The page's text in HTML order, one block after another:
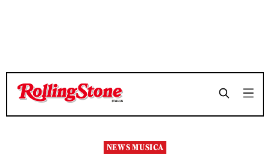
TEMPO DI LETTURA 4 MINUTI SHARE
TEMPO DI LETTURA 4 MINUTI SHARE
NEWS MUSICA